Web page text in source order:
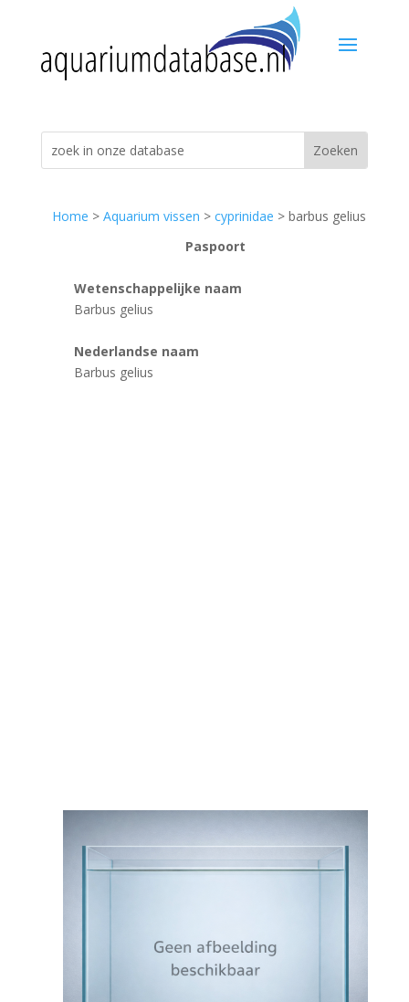
Home > Aquarium vissen > cyprinidae > barbus gelius
Paspoort
Wetenschappelijke naam
Barbus gelius
Nederlandse naam
Barbus gelius